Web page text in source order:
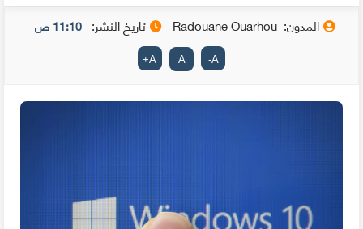
المدون: Radouane Ouarhou تاريخ النشر: 11:10 ص
A
-
A
A
+